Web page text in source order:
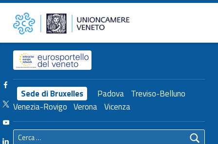
CSR News – Unioncamere del Veneto Unioncamere del Veneto
Header info sidebar
Sede di Bruxelles Padova Treviso-Belluno
Venezia-Rovigo Verona Vicenza
Facebook Unioncamere Veneto
Twitter Unioncamere Veneto
Youtube Unioncamere Veneto
Linkedin Unioncamere Veneto
Ricerca per: